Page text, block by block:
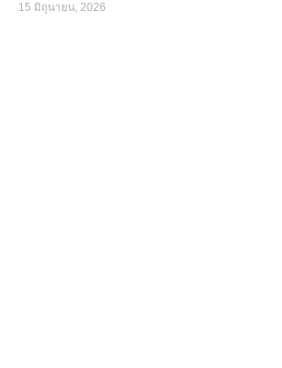
15 มิถุนายน, 2026